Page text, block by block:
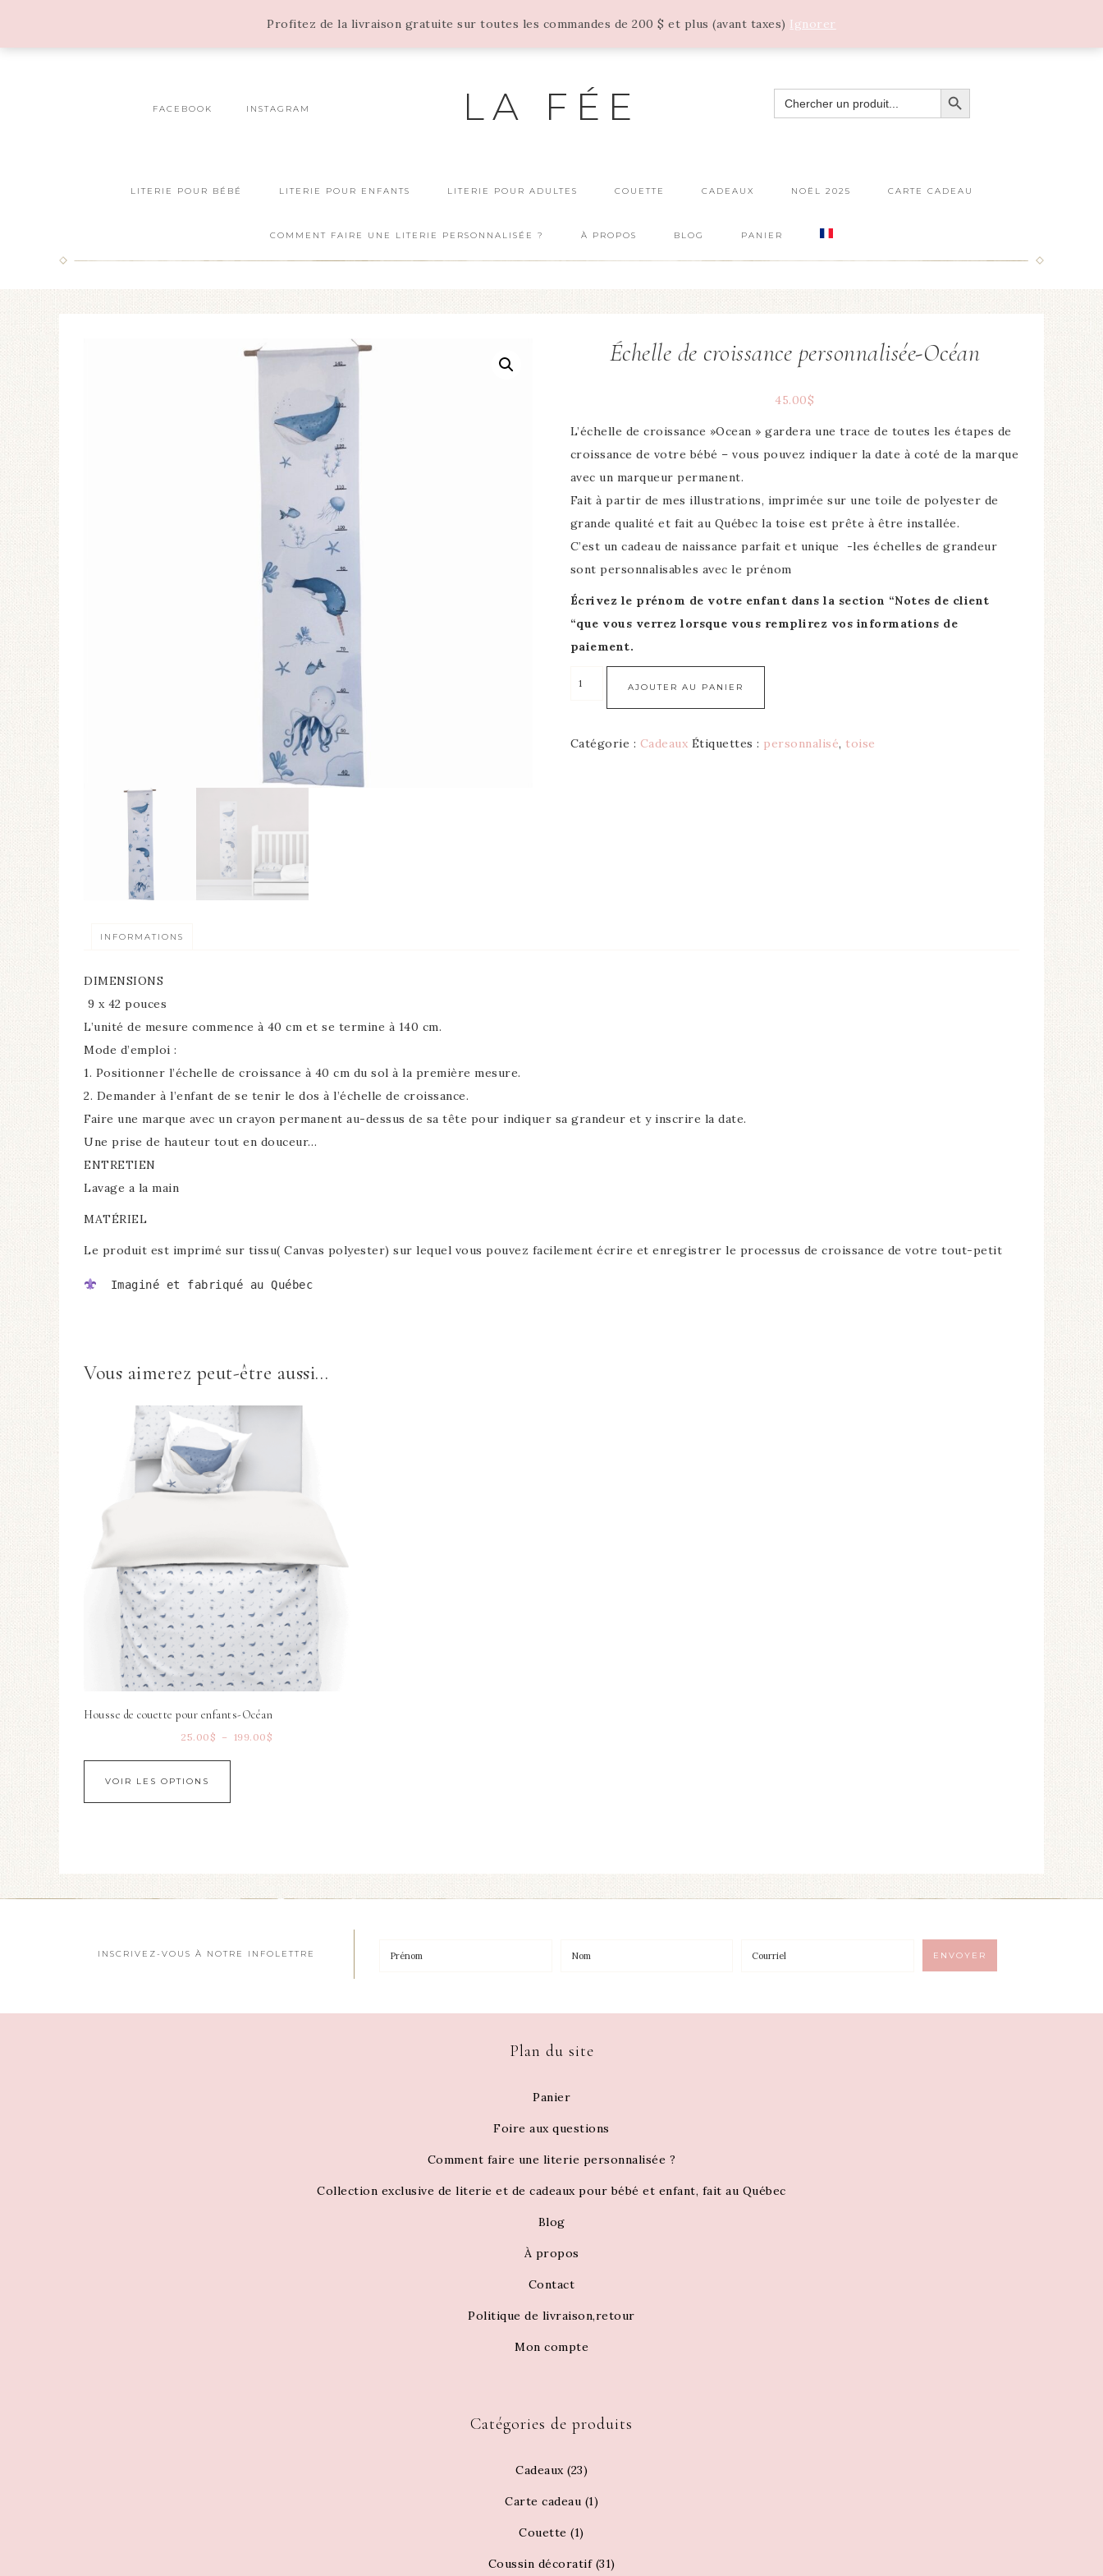
Profitez de la livraison gratuite sur toutes les commandes de 200 $ et plus (avant taxes) Ignorer
FACEBOOK INSTAGRAM
SEARCH
FOR:
SEARCH BUTTON
LA FÉE
LITERIE POUR BÉBÉ LITERIE POUR ENFANTS LITERIE POUR ADULTES COUETTE CADEAUX NOËL 2025 CARTE CADEAU
COMMENT FAIRE UNE LITERIE PERSONNALISÉE ? À PROPOS BLOG PANIER
Échelle de croissance personnalisée-Océan
45.00$
L’échelle decroissance »Ocean » gardera une trace de toutes les étapes de
croissance de votre bébé – vous pouvez indiquer la date à coté de la marque
avec un marqueur permanent.
Fait à partir de mes illustrations, imprimée sur une toile de polyester de
grande qualité et fait au Québec la toise est prête à être installée.
C’est un cadeau de naissance parfait et unique -les échelles degrandeur
sont personnalisables avec le prénom
Écrivez le prénom de votre enfant dans la section “Notes de client
“que vous verrez lorsque vous remplirez vos informations de
paiement.
AJOUTER AU PANIER
Catégorie : Cadeaux Étiquettes : personnalisé, toise
INFORMATIONS
DIMENSIONS
9 x 42 pouces
L’unité de mesure commence à 40 cm et se termine à 140 cm.
Mode d’emploi :
1. Positionner l’échelle de croissance à 40 cm du sol à la première mesure.
2. Demander à l’enfant de se tenir le dos à l’échelle de croissance.
Faire une marque avec un crayon permanent au-dessus de sa tête pour indiquer sa grandeur et y inscrire la date.
Une prise de hauteur tout en douceur…
ENTRETIEN
Lavage a la main
MATÉRIEL
Le produit est imprimé sur tissu( Canvas polyester) sur lequel vous pouvez facilement écrire et enregistrer le processus de croissance de votre tout-petit
Imaginé et fabriqué au Québec
Vous aimerez peut-être aussi…
Housse de couette pour enfants-Océan
25.00 $ – 199.00 $
VOIR LES OPTIONS
INSCRIVEZ-VOUS À NOTRE INFOLETTRE
Plan du site
Panier
Foire aux questions
Comment faire une literie personnalisée ?
Collection exclusive de literie et de cadeaux pour bébé et enfant, fait au Québec
Blog
À propos
Contact
Politique de livraison,retour
Mon compte
Catégories de produits
Cadeaux (23)
Carte cadeau (1)
Couette (1)
Coussin décoratif (31)